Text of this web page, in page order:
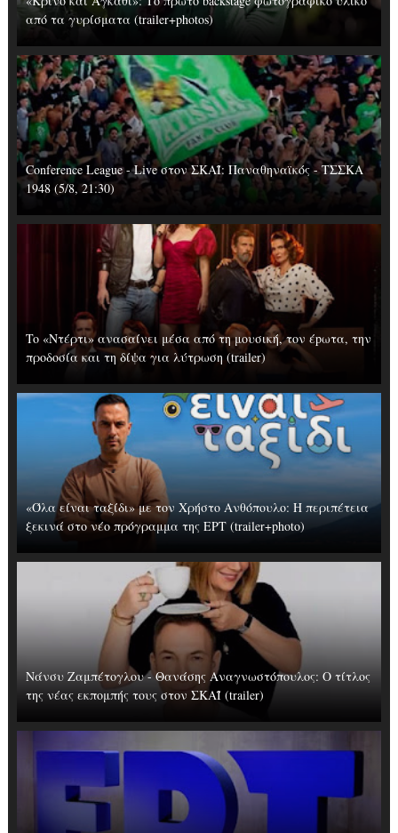
από τα γυρίσματα (trailer+photos)
Conference League - Live στον ΣΚΑΪ: Παναθηναϊκός - ΤΣΣΚΑ
1948 (5/8, 21:30)
To «Ντέρτι» ανασαίνει μέσα από τη μουσική, τον έpωτα, την
προδοσία και τη δίψα για λύτρωση (trailer)
«Όλα είναι ταξίδι» με τον Χρήστο Ανθόπουλο: Η περιπέτεια
ξεκινά στο νέο πρόγραμμα της ΕΡΤ (trailer+photo)
Νάνσυ Ζαμπέτογλου - Θανάσης Αναγνωστόπουλος: Ο τίτλος
της νέας εκπομπής τους στον ΣΚΑΪ (trailer)